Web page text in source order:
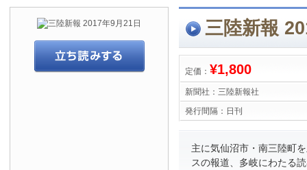
三陸新報
定価： ¥1,800
新聞社： 三陸新報社
発行間隔： 日刊
主に気仙沼市・南三陸町
スの報道、多岐にわたる